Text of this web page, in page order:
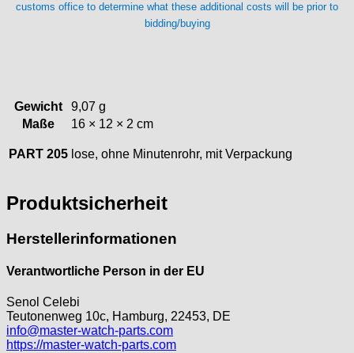
customs office to determine what these additional costs will be prior to
bidding/buying
Gewicht
9,07 g
Maße
16 × 12 × 2 cm
PART 205 lose, ohne Minutenrohr, mit Verpackung
Produktsicherheit
Herstellerinformationen
Verantwortliche Person in der EU
Senol Celebi
Teutonenweg 10c, Hamburg, 22453, DE
info@master-watch-parts.com
https://master-watch-parts.com